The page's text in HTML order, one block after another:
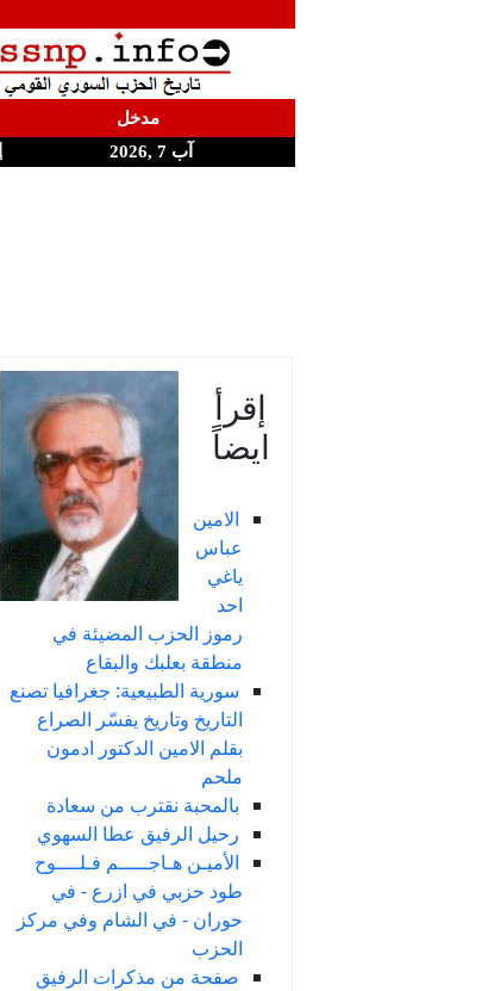
مدخل
آب 7 ,2026
إقرأ
ايضاً
الامين
عباس
ياغي
احد
رموز الحزب المضيئة في
منطقة بعلبك والبقاع
سورية الطبيعية: جغرافيا تصنع
التاريخ وتاريخ يفسّر الصراع
بقلم الامين الدكتور ادمون
ملحم
بالمحبة نقترب من سعادة
رحيل الرفيق عطا السهوي
الأميـن هـاجـــــم فـلــــوح
طود حزبي في ازرع - في
حوران - في الشام وفي مركز
الحزب
صفحة من مذكرات الرفيق